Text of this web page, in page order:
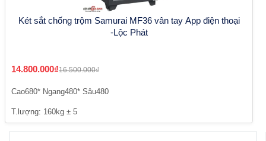
Két sắt chống trộm Samurai MF36 vân tay App điện thoại
-Lộc Phát
14.800.000₫16.500.000₫
Cao680* Ngang480* Sâu480
T.lượng: 160kg ± 5